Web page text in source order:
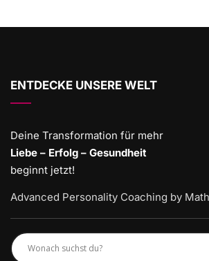
ENTDECKE UNSERE WELT
Deine Transformation für mehr
Liebe – Erfolg – Gesundheit
beginnt jetzt!
Advanced Personality Coaching by